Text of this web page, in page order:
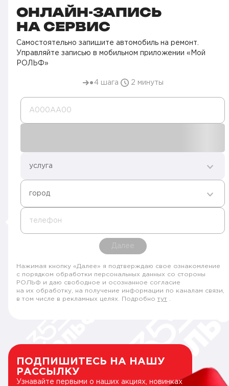
ОНЛАЙН-ЗАПИСЬ
НА СЕРВИС
Самостоятельно запишите автомобиль на ремонт.
Управляйте записью в мобильном приложении «Мой
РОЛЬФ»
4 шага 2 минуты
А000AA00
услуга
город
телефон
Далее
Нажимая кнопку «Далее» я подтверждаю свое ознакомление
с порядком обработки персональных данных со стороны
РОЛЬФ и даю свободное и осознанное согласие
на их обработку, на получение информации по каналам связи,
в том числе в рекламных целях. Подробно тут
ПОДПИШИТЕСЬ НА НАШУ
РАССЫЛКУ
Узнавайте первыми о наших акциях, новинках